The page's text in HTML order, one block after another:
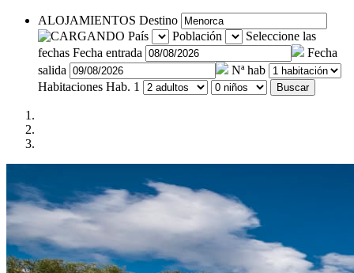
ALOJAMIENTOS Destino
País
Población
Seleccione las
fechas Fecha entrada
Fecha
salida
Nª hab
Habitaciones Hab. 1 Buscar